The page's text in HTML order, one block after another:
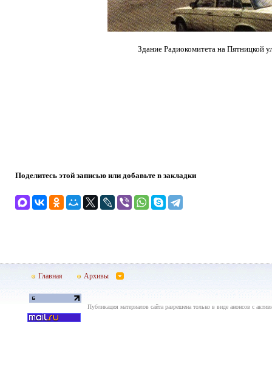
Здание Радиокомитета на Пятницкой
Поделитесь этой записью или добавьте в закладки
Главная Архивы
Публикация материалов сайта разрешена только в виде анонсов с